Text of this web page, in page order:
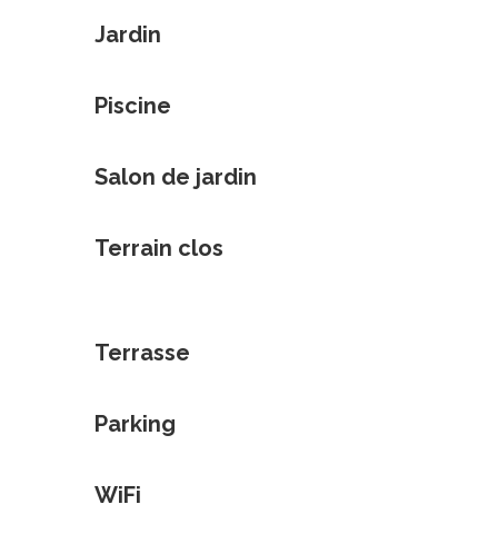
Jardin
Piscine
Salon de jardin
Terrain clos
Terrasse
Parking
WiFi